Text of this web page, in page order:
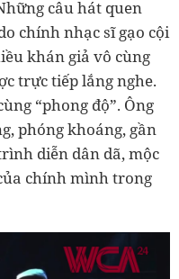
câu hát quen
chính nhạc sĩ gạo cội
khán giả vô cùng
trực tiếp lắng nghe.
“phong độ”. Ông
phóng khoáng, gần
diễn dân dã, mộc
chính mình trong